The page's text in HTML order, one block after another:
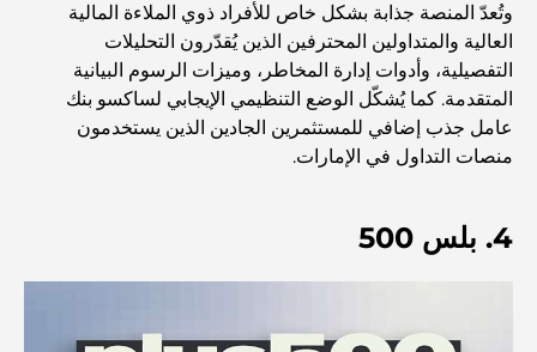
أفضل شركات نقل الأثاث في دبي: دليل شامل
نخلة جبل علي مقابل نخلة جميرا: مقارنة واضحة لمشتري
العقارات الأذكياء
اكتشف جزيرة القمر في دبي: دليلك الأمثل
وتُعدّ المنصة جذابة بشكل خاص للأفراد ذوي الملاءة المالية
العالية والمتداولين المحترفين الذين يُقدّرون التحليلات
التفصيلية، وأدوات إدارة المخاطر، وميزات الرسوم البيانية
المتقدمة. كما يُشكّل الوضع التنظيمي الإيجابي لساكسو بنك
عامل جذب إضافي للمستثمرين الجادين الذين يستخدمون
منصات التداول في الإمارات.
4. بلس 500